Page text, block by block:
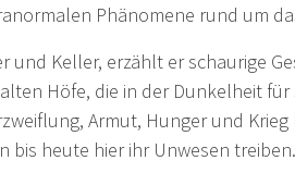
Phänomene rund um
und Keller, erzählt er schaurige
Höfe, die in der Dunkelheit
Armut, Hunger und
heute hier ihr Unwesen